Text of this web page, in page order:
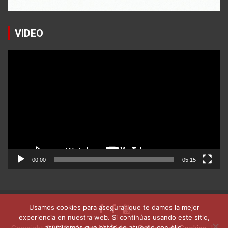
VIDEO
00:00 05:15
Usamos cookies para asegurar que te damos la mejor
experiencia en nuestra web. Si continúas usando este sitio,